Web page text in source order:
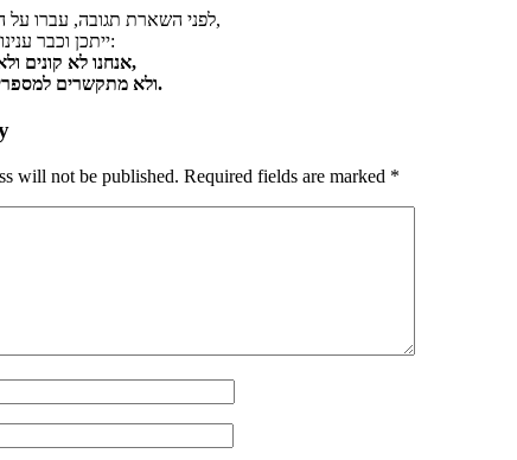
לפני השארת תגובה, עברו על,
ייתכן וכבר ענינו לשאלתכם. למשל:
אנחנו לא קונים ולא מוכרים תקליטים,
ולא מתקשרים למספרי טלפון לא מוכרים.
will not be published. Required fields are marked *